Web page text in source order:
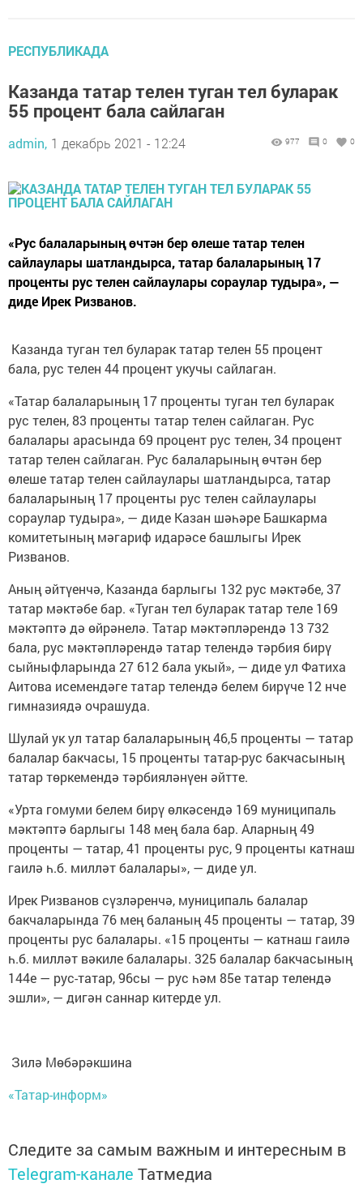
РЕСПУБЛИКАДА
Казанда татар телен туган тел буларак
55 процент бала сайлаган
admin, 1 декабрь 2021 - 12:24 977 0 0
«Рус балаларының өчтән бер өлеше татар телен
сайлаулары шатландырса, татар балаларының 17
проценты рус телен сайлаулары сораулар тудыра», —
диде Ирек Ризванов.
Казанда туган тел буларак татар телен 55 процент
бала, рус телен 44 процент укучы сайлаган.
«Татар балаларының 17 проценты туган тел буларак
рус телен, 83 проценты татар телен сайлаган. Рус
балалары арасында 69 процент рус телен, 34 процент
татар телен сайлаган. Рус балаларының өчтән бер
өлеше татар телен сайлаулары шатландырса, татар
балаларының 17 проценты рус телен сайлаулары
сораулар тудыра», — диде Казан шәһәре Башкарма
комитетының мәгариф идарәсе башлыгы Ирек
Ризванов.
Аның әйтүенчә, Казанда барлыгы 132 рус мәктәбе, 37
татар мәктәбе бар. «Туган тел буларак татар теле 169
мәктәптә дә өйрәнелә. Татар мәктәпләрендә 13 732
бала, рус мәктәпләрендә татар телендә тәрбия бирү
сыйныфларында 27 612 бала укый», — диде ул Фатиха
Аитова исемендәге татар телендә белем бирүче 12 нче
гимназиядә очрашуда.
Шулай ук ул татар балаларының 46,5 проценты — татар
балалар бакчасы, 15 проценты татар-рус бакчасының
татар төркемендә тәрбияләнүен әйтте.
«Урта гомуми белем бирү өлкәсендә 169 муниципаль
мәктәптә барлыгы 148 мең бала бар. Аларның 49
проценты — татар, 41 проценты рус, 9 проценты катнаш
гаилә һ.б. милләт балалары», — диде ул.
Ирек Ризванов сүзләренчә, муниципаль балалар
бакчаларында 76 мең баланың 45 проценты — татар, 39
проценты рус балалары. «15 проценты — катнаш гаилә
һ.б. милләт вәкиле балалары. 325 балалар бакчасының
144е — рус-татар, 96сы — рус һәм 85е татар телендә
эшли», — дигән саннар китерде ул.
Зилә Мөбәрәкшина
«Татар-информ»
Следите за самым важным и интересным в
Telegram-канале Татмедиа